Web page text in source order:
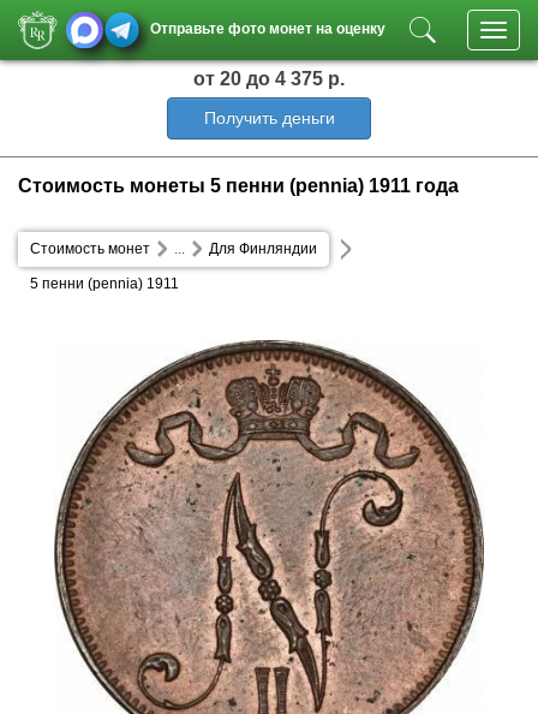
Отправьте фото монет на оценку
от 20 до 4 375 р.
Получить деньги
Стоимость монеты 5 пенни (pennia) 1911 года
Стоимость монет Для Финляндии
...
5 пенни (pennia) 1911